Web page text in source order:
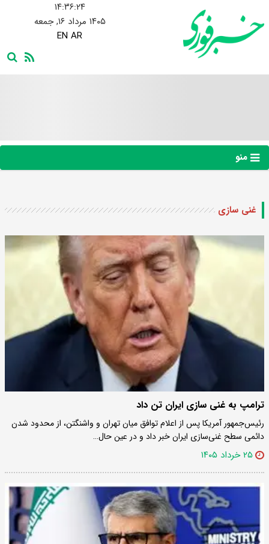
۱۴:۳۶:۲۵
۱۴۰۵ مرداد ۱۶, جمعه
EN AR
منو
غنی سازی
ترامپ به غنی سازی ایران تن داد
رئیس‌جمهور آمریکا پس از اعلام توافق میان تهران و واشنگتن، از محدود شدن
دائمی سطح غنی‌سازی ایران خبر داد و در عین حال…
۲۵ خرداد ۱۴۰۵